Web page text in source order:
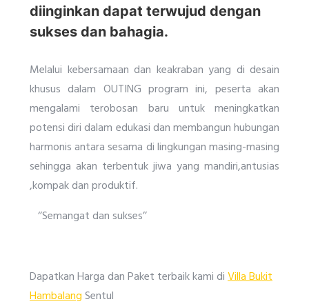
diinginkan dapat terwujud dengan
sukses dan bahagia.
Melalui kebersamaan dan keakraban yang di desain
khusus dalam OUTING program ini, peserta akan
mengalami terobosan baru untuk meningkatkan
potensi diri dalam edukasi dan membangun hubungan
harmonis antara sesama di lingkungan masing-masing
sehingga akan terbentuk jiwa yang mandiri,antusias
,kompak dan produktif.
‘’Semangat dan sukses’’
Dapatkan Harga dan Paket terbaik kami diVilla Bukit
HambalangSentul